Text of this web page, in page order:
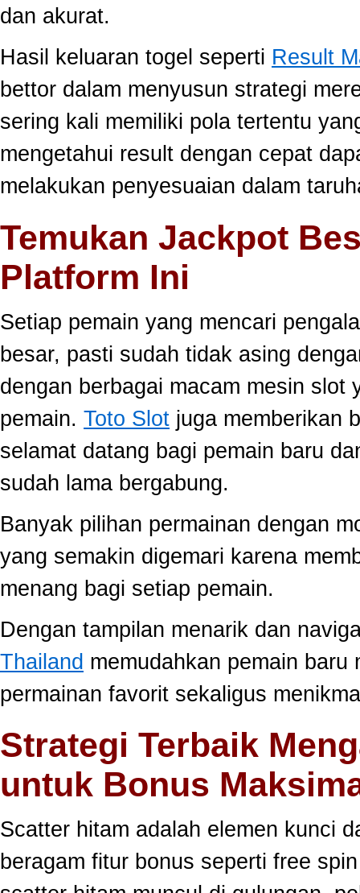
dan akurat.
Hasil keluaran togel seperti Result
bettor dalam menyusun strategi
sering kali memiliki pola tertentu
mengetahui result dengan cepat
melakukan penyesuaian dalam
Temukan Jackpot
Platform Ini
Setiap pemain yang mencari
besar, pasti sudah tidak asing
dengan berbagai macam mesin slot
pemain. Toto Slot juga memberikan
selamat datang bagi pemain baru
sudah lama bergabung.
Banyak pilihan permainan dengan
yang semakin digemari karena
menang bagi setiap pemain.
Dengan tampilan menarik dan
Thailand memudahkan pemain baru
permainan favorit sekaligus
Strategi Terbaik
untuk Bonus
Scatter hitam adalah elemen kunci
beragam fitur bonus seperti free